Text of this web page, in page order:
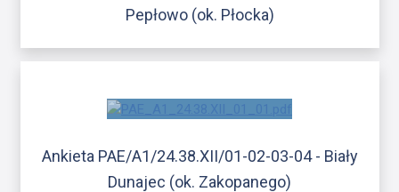
Pepłowo (ok. Płocka)
Ankieta PAE/A1/24.38.XII/01-02-03-04 - Biały
Dunajec (ok. Zakopanego)